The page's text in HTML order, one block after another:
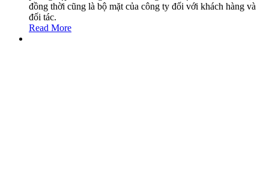
đồng thời cũng là bộ mặt của công ty đối với khách hàng và
đối tác.
Read More